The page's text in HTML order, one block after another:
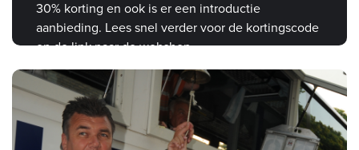
30% korting en ook is er een introductie
aanbieding. Lees snel verder voor de kortingscode
en de link naar de webshop.